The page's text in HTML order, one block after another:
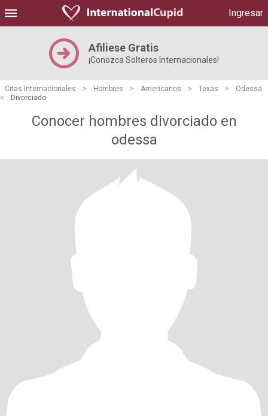
Ingresar
Afiliese Gratis
¡Conozca Solteros Internacionales!
Citas Internacionales > Hombres > Americanos > Texas >
Odessa
>
Divorciado
Conocer hombres divorciado en
odessa